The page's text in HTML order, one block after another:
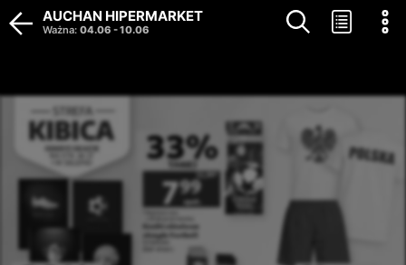
AUCHAN HIPERMARKET
Ważna: 04.06 -10.06